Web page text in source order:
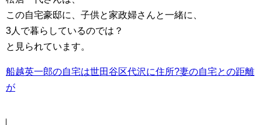
この自宅豪邸に、子供と家政婦さんと一緒に、
3人で暮らしているのでは？
と見られています。
船越英一郎の自宅は世田谷区代沢に住所?妻の自宅との距離
が